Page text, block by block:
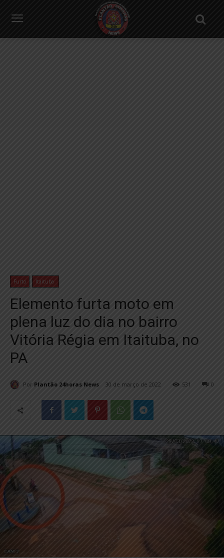
Furto Itaituba
Elemento furta moto em
plena luz do dia no bairro
Vitória Régia em Itaituba, no
PA
Por Plantão 24horas News 30 de março de 2022 0
531